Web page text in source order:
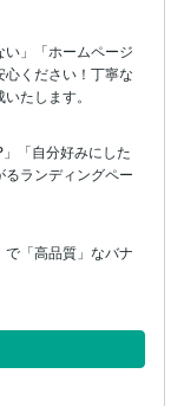
い」「ホームページ
ください！丁寧な
たします。
「自分好みにした
ランディングペー
「高品質」なバナ